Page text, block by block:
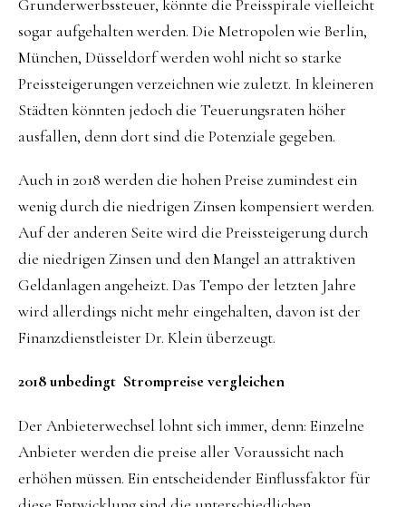
Grunderwerbssteuer, könnte die Preisspirale vielleicht
sogar aufgehalten werden. Die Metropolen wie Berlin,
München, Düsseldorf werden wohl nicht so starke
Preissteigerungen verzeichnen wie zuletzt. In kleineren
Städten könnten jedoch die Teuerungsraten höher
ausfallen, denn dort sind die Potenziale gegeben.
Auch in 2018 werden die hohen Preise zumindest ein
wenig durch die niedrigen Zinsen kompensiert werden.
Auf der anderen Seite wird die Preissteigerung durch
die niedrigen Zinsen und den Mangel an attraktiven
Geldanlagen angeheizt. Das Tempo der letzten Jahre
wird allerdings nicht mehr eingehalten, davon ist der
Finanzdienstleister Dr. Klein überzeugt.
2018 unbedingt Strompreise vergleichen
Der Anbieterwechsel lohnt sich immer, denn: Einzelne
Anbieter werden die preise aller Voraussicht nach
erhöhen müssen. Ein entscheidender Einflussfaktor für